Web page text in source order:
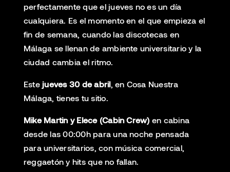
perfectamente que el jueves no es un día
cualquiera. Es el momento en el que empieza el
fin de semana, cuando las discotecas en
Málaga se llenan de ambiente universitario y la
ciudad cambia el ritmo.
Estejueves 30 de abril, en Cosa Nuestra
Málaga, tienes tu sitio.
Mike Martin y Elece (Cabin Crew) en cabina
desde las 00:00h para una noche pensada
para universitarios, con música comercial,
reggaetón y hits que no fallan.